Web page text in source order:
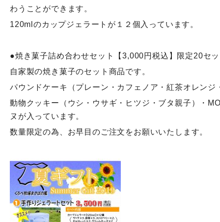
わうことができます。
120mlのカップジェラートが１２個入っています。
●焼き菓子詰め合わせセット【3,000円税込】限定20セ
自家製の焼き菓子のセット商品です。
パウンドケーキ（プレーン・カフェノア・紅茶オレンジ
動物クッキー（ウシ・ウサギ・ヒツジ・ブタ親子）・
ヌが入っています。
数量限定の為、お早目のご注文をお願いいたします。